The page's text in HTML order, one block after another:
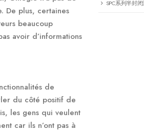
De plus, certaines
beaucoup
avoir d’informations
de
du côté positif de
les gens qui veulent
car ils n’ont pas à
SPC系列半封